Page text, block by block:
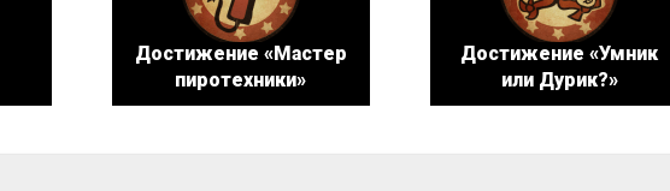
Достижение «Мастер
пиротехники»
Достижение «Умник
или Дурик?»